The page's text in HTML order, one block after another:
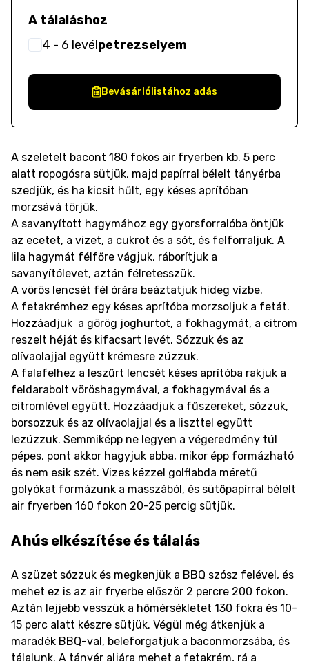
A tálaláshoz
4 - 6 levélpetrezselyem
Bevásárlólistához adás
A szeletelt bacont 180 fokos air fryerben kb. 5 perc
alatt ropogósra sütjük, majd papírral bélelt tányérba
szedjük, és ha kicsit hűlt, egy késes aprítóban
morzsává törjük.
A savanyított hagymához egy gyorsforralóba öntjük
az ecetet, a vizet, a cukrot és a sót, és felforraljuk. A
lila hagymát félfőre vágjuk, ráborítjuk a
savanyítólevet, aztán félretesszük.
A vörös lencsét fél órára beáztatjuk hideg vízbe.
A fetakrémhez egy késes aprítóba morzsoljuk a fetát.
Hozzáadjuk a görög joghurtot, a fokhagymát, a citrom
reszelt héját és kifacsart levét. Sózzuk és az
olívaolajjal együtt krémesre zúzzuk.
A falafelhez a leszűrt lencsét késes aprítóba rakjuk a
feldarabolt vöröshagymával, a fokhagymával és a
citromlével együtt. Hozzáadjuk a fűszereket, sózzuk,
borsozzuk és az olívaolajjal és a liszttel együtt
lezúzzuk. Semmiképp ne legyen a végeredmény túl
pépes, pont akkor hagyjuk abba, mikor épp formázható
és nem esik szét. Vizes kézzel golflabda méretű
golyókat formázunk a masszából, és sütőpapírral bélelt
air fryerben 160 fokon 20-25 percig sütjük.
A hús elkészítése és tálalás
A szüzet sózzuk és megkenjük a BBQ szósz felével, és
mehet ez is az air fryerbe először 2 percre 200 fokon.
Aztán lejjebb vesszük a hőmérsékletet 130 fokra és 10-
15 perc alatt készre sütjük. Végül még átkenjük a
maradék BBQ-val, beleforgatjuk a baconmorzsába, és
tálalunk. A tányér aljára mehet a fetakrém, rá a